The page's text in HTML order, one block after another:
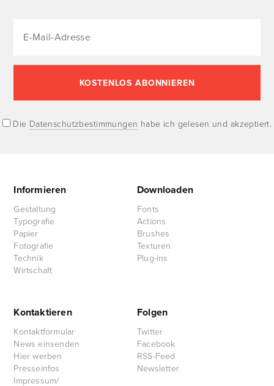
Die Datenschutzbestimmungen habe ich gelesen und akzeptiert.
Informieren
Gestaltung
Typografie
Papier
Fotografie
Technik
Wirtschaft
Downloaden
Fonts
Actions
Brushes
Texturen
Plug-ins
Kontaktieren
Kontaktformular
News einsenden
Hier werben
Presseinfos
Impressum/
Folgen
Twitter
Facebook
RSS-Feed
Newsletter